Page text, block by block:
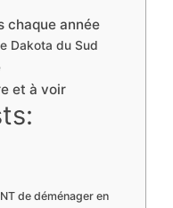
chaque année
Dakota du Sud
et à voir
de déménager en